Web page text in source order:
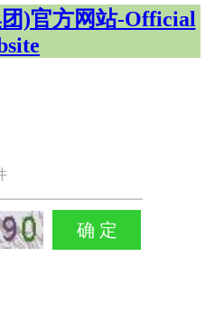
)官方网站-Official